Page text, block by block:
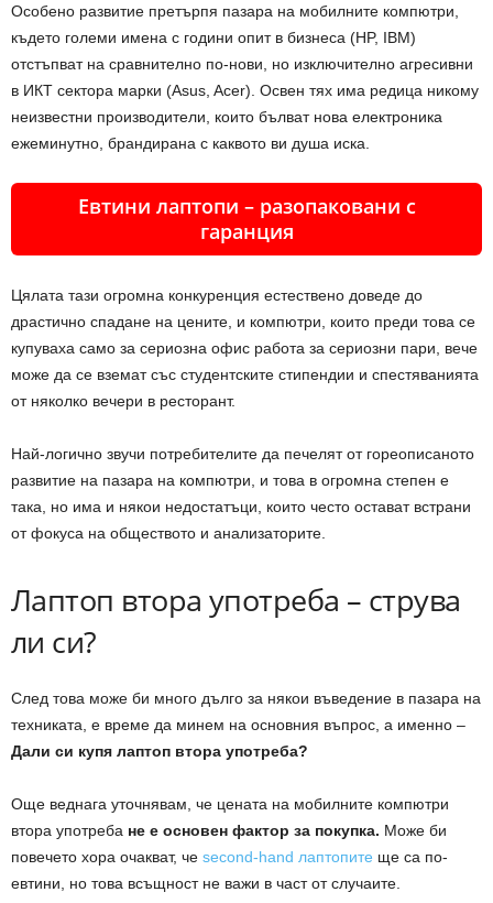
Особено развитие претърпя пазара на мобилните компютри,
където големи имена с години опит в бизнеса (HP, IBM)
отстъпват на сравнително по-нови, но изключително агресивни
в ИКТ сектора марки (Asus, Acer). Освен тях има редица никому
неизвестни производители, които бълват нова електроника
ежеминутно, брандирана с каквото ви душа иска.
Евтини лаптопи – разопаковани с
гаранция
Цялата тази огромна конкуренция естествено доведе до
драстично спадане на цените, и компютри, които преди това се
купуваха само за сериозна офис работа за сериозни пари, вече
може да се вземат със студентските стипендии и спестяванията
от няколко вечери в ресторант.
Най-логично звучи потребителите да печелят от гореописаното
развитие на пазара на компютри, и това в огромна степен е
така, но има и някои недостатъци, които често остават встрани
от фокуса на обществото и анализаторите.
Лаптоп втора употреба – струва
ли си?
След това може би много дълго за някои въведение в пазара на
техниката, е време да минем на основния въпрос, а именно –
Дали си купя лаптоп втора употреба?
Още веднага уточнявам, че цената на мобилните компютри
втора употреба не е основен фактор за покупка. Може би
повечето хора очакват, че second-hand лаптопите ще са по-
евтини, но това всъщност не важи в част от случаите.